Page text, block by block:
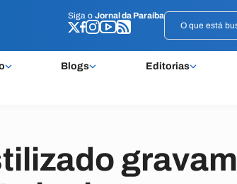
Siga o Jornal da Paraíba
Blogs Editorias
Siga o Jornal da Paraíba
gravam